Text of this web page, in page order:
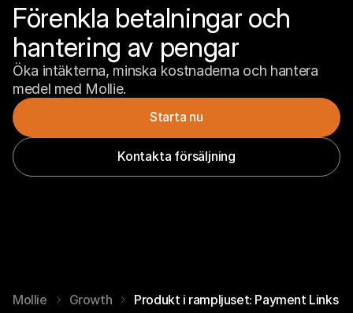
Förenkla betalningar och
hantering av pengar
Öka intäkterna, minska kostnaderna och hantera
medel med Mollie.
Starta nu
Kontakta försäljning
Mollie Growth Produkt i rampljuset: Payment Links